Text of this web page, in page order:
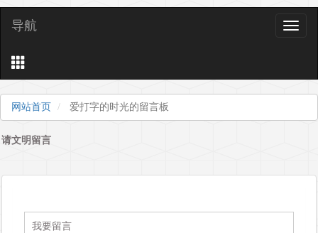
导
导航
网站首页 爱打字的时光的留言板
请文明留言
我要留言